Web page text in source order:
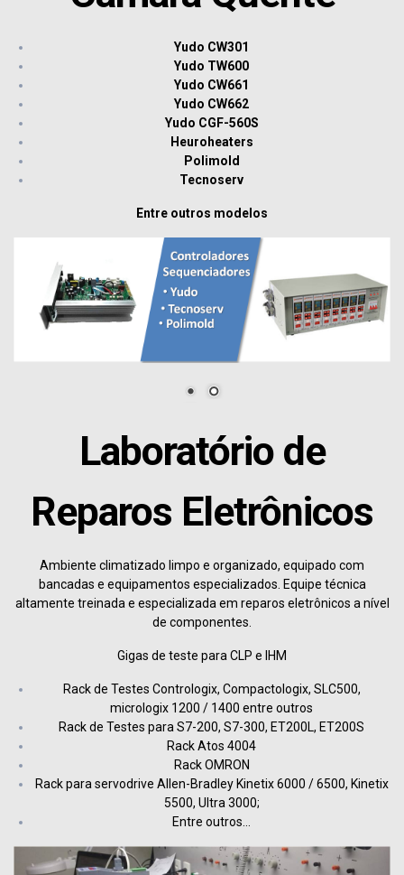
Yudo CW301
Yudo TW600
Yudo CW661
Yudo CW662
Yudo CGF-560S
Heuroheaters
Polimold
Tecnoserv
Entre outros modelos
Laboratório de
Reparos Eletrônicos
Ambiente climatizado limpo e organizado, equipado com
bancadas e equipamentos especializados. Equipe técnica
altamente treinada e especializada em reparos eletrônicos a nível
de componentes.
Gigas de teste para CLP e IHM
Rack de Testes Contrologix, Compactologix, SLC500,
micrologix 1200 / 1400 entre outros
Rack de Testes para S7-200, S7-300, ET200L, ET200S
Rack Atos 4004
Rack OMRON
Rack para servodrive Allen-Bradley Kinetix 6000 / 6500, Kinetix
5500, Ultra 3000;
Entre outros…